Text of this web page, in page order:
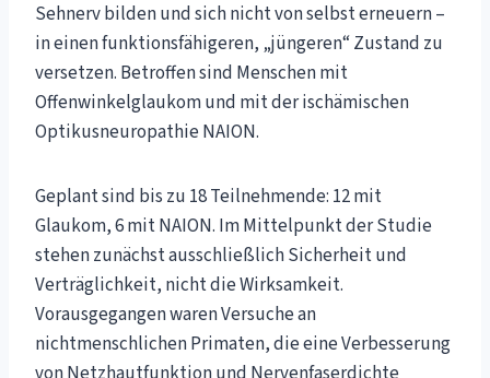
Sehnerv bilden und sich nicht von selbst erneuern –
in einen funktionsfähigeren, „jüngeren“ Zustand zu
versetzen. Betroffen sind Menschen mit
Offenwinkelglaukom und mit der ischämischen
Optikusneuropathie NAION.
Geplant sind bis zu 18 Teilnehmende: 12 mit
Glaukom, 6 mit NAION. Im Mittelpunkt der Studie
stehen zunächst ausschließlich Sicherheit und
Verträglichkeit, nicht die Wirksamkeit.
Vorausgegangen waren Versuche an
nichtmenschlichen Primaten, die eine Verbesserung